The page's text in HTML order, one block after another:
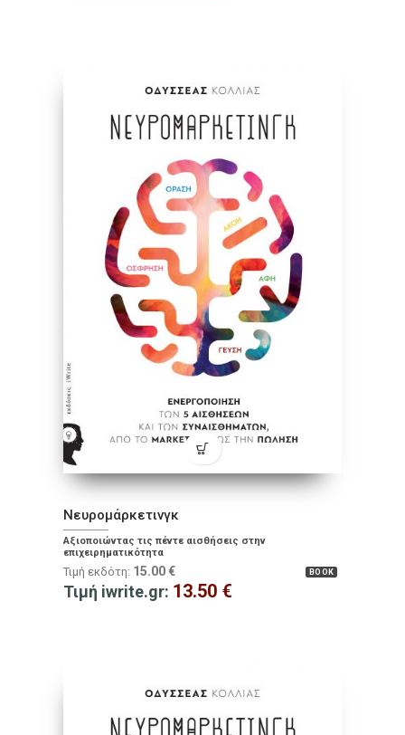
Νευρομάρκετινγκ
Αξιοποιώντας τις πέντε αισθήσεις στην
επιχειρηματικότητα
BOOK
Τιμή εκδότη: 15.00 €
Τιμή iwrite.gr: 13.50 €